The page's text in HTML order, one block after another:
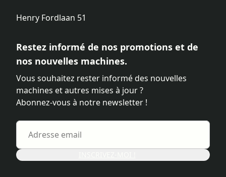
Henry Fordlaan 51
Restez informé de nos promotions et de
nos nouvelles machines.
Vous souhaitez rester informé des nouvelles
machines et autres mises à jour ?
Abonnez-vous à notre newsletter !